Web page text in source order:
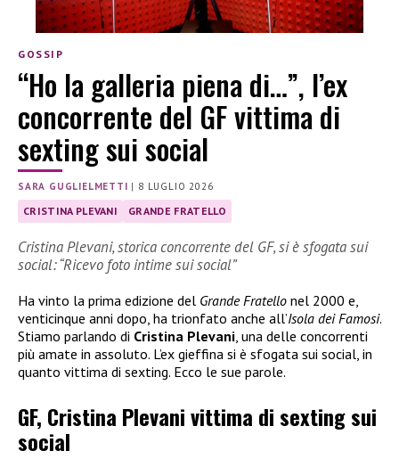
GOSSIP
“Ho la galleria piena di…”, l’ex
concorrente del GF vittima di
sexting sui social
SARA GUGLIELMETTI | 8 LUGLIO 2026
CRISTINA PLEVANI GRANDE FRATELLO
Cristina Plevani, storica concorrente del GF, si è sfogata sui
social: “Ricevo foto intime sui social”
Ha vinto la prima edizione del Grande Fratello nel 2000 e,
venticinque anni dopo, ha trionfato anche all’Isola dei Famosi.
Stiamo parlando di Cristina Plevani , una delle concorrenti
più amate in assoluto. L’ex gieffina si è sfogata sui social, in
quanto vittima di sexting. Ecco le sue parole.
GF, Cristina Plevani vittima di sexting sui
social